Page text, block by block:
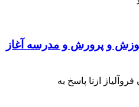
و پرورش و مدرسه آغاز